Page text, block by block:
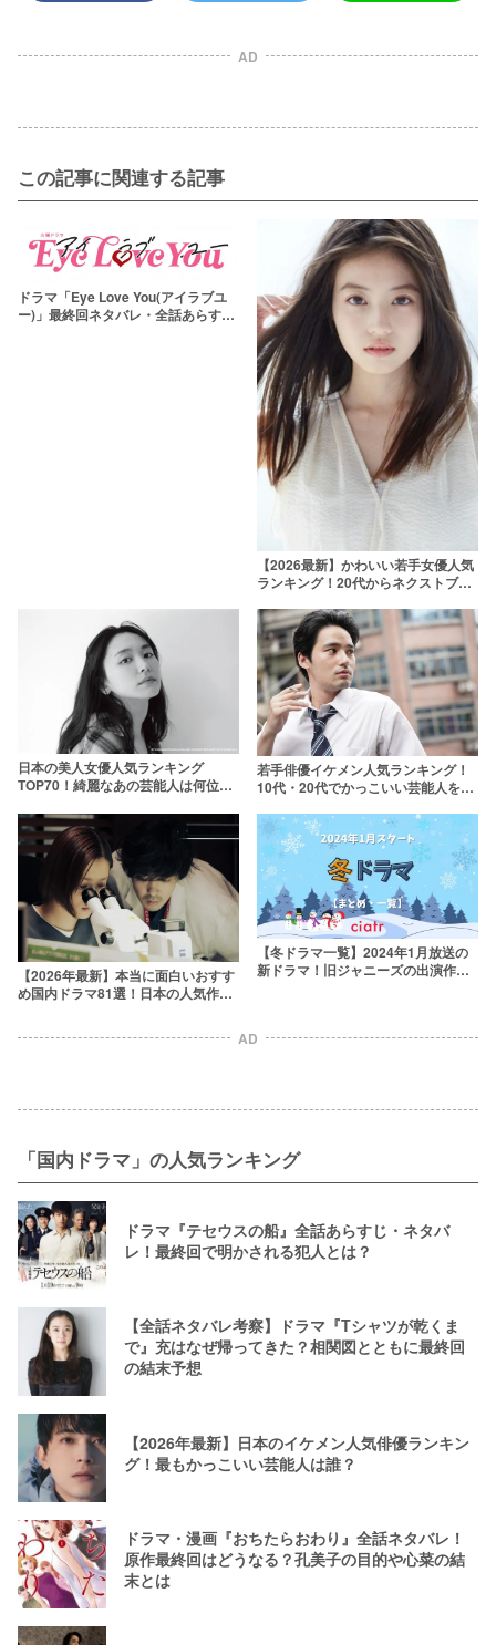
AD
この記事に関連する記事
ドラマ「Eye Love You(アイラブユ
ー)」最終回ネタバレ・全話あらす
【2026最新】かわいい若手女優人気
ランキング！20代からネクストブレ
日本の美人女優人気ランキング
TOP70！綺麗なあの芸能人は何位？
若手俳優イケメン人気ランキング！
10代・20代でかっこいい芸能人を選
【2026年最新】本当に面白いおすす
め国内ドラマ81選！日本の人気作品
【冬ドラマ一覧】2024年1月放送の
新ドラマ！旧ジャニーズの出演作一
AD
「国内ドラマ」の人気ランキング
ドラマ『テセウスの船』全話あらすじ・ネタバ
レ！最終回で明かされる犯人とは？
【全話ネタバレ考察】ドラマ『Tシャツが乾くま
で』充はなぜ帰ってきた？相関図とともに最終回
の結末予想
【2026年最新】日本のイケメン人気俳優ランキン
グ！最もかっこいい芸能人は誰？
ドラマ・漫画『おちたらおわり』全話ネタバレ！
原作最終回はどうなる？孔美子の目的や心菜の結
末とは